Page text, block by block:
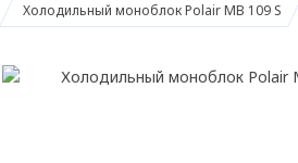
Холодильный моноблок Polair MB 109 S